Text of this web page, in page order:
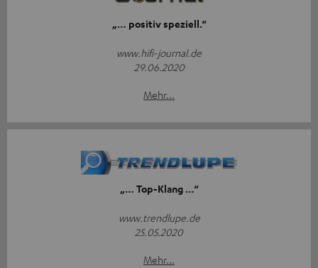
„… positiv speziell.“
www.hifi-journal.de
29.06.2020
Mehr...
„… Top-Klang …“
www.trendlupe.de
25.05.2020
Mehr...